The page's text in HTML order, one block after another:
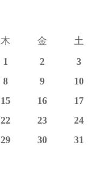
木 金
土
1
2
3
8 9
10
15 16
17
22 23
24
29 30 31